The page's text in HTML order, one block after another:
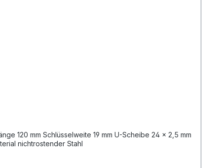
nichtrostender Stahl